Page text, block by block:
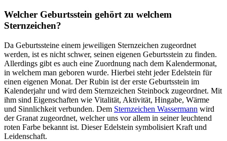
Welcher Geburtsstein gehört zu welchem
Sternzeichen?
Da Geburtssteine einem jeweiligen Sternzeichen zugeordnet
werden, ist es nicht schwer, seinen eigenen Geburtsstein zu finden.
Allerdings gibt es auch eine Zuordnung nach dem Kalendermonat,
in welchem man geboren wurde. Hierbei steht jeder Edelstein für
einen eigenen Monat. Der Rubin ist der erste Geburtsstein im
Kalenderjahr und wird dem Sternzeichen Steinbock zugeordnet. Mit
ihm sind Eigenschaften wie Vitalität, Aktivität, Hingabe, Wärme
und Sinnlichkeit verbunden. Dem Sternzeichen Wassermann wird
der Granat zugeordnet, welcher uns vor allem in seiner leuchtend
roten Farbe bekannt ist. Dieser Edelstein symbolisiert Kraft und
Leidenschaft.